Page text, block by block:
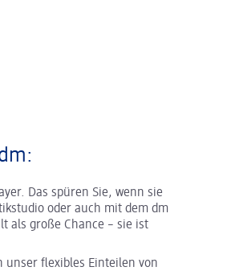
Das spüren Sie, wenn sie
oder auch mit dem dm
als große Chance – sie ist
unser flexibles Einteilen von